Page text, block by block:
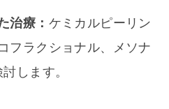
治療： ケミカルピーリン
フラクショナル、メソナ
します。